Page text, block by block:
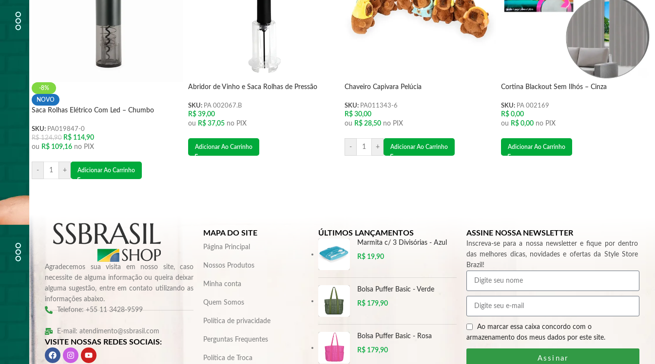
-8%
NOVO
Saca Rolhas Elétrico Com Led – Chumbo
SKU: PA019847-0
R$124,90 R$ 114,90
ou R$ 109,16 no PIX
- + Adicionar Ao Carrinho
Abridor de Vinho e Saca Rolhas de Pressão
SKU: PA 002067.B
R$ 39,00
ou R$ 37,05 no PIX
Adicionar Ao Carrinho
Chaveiro Capivara Pelúcia
SKU: PA011343-6
R$ 30,00
ou R$ 28,50 no PIX
- + Adicionar Ao Carrinho
Cortina Blackout Sem Ilhós – Cinza
SKU: PA 002169
R$ 0,00
ou R$ 0,00 no PIX
Adicionar Ao Carrinho
Agradecemos sua visita em nosso site, caso
necessite de alguma informação ou queira deixar
alguma sugestão, entre em contato utilizando as
informações abaixo.
Telefone: +55 11 3428-9599
E-mail: atendimento@ssbrasil.com
VISITE NOSSAS REDES SOCIAIS:
MAPA DO SITE
Página Principal
Nossos Produtos
Minha conta
Quem Somos
Política de privacidade
Perguntas Frequentes
Política de Troca
ÚLTIMOS LANÇAMENTOS
Marmita c/ 3 Divisórias - Azul
R$19,90
Bolsa Puffer Basic - Verde
R$179,90
Bolsa Puffer Basic - Rosa
R$179,90
ASSINE NOSSA NEWSLETTER
Inscreva-se para a nossa newsletter e fique por dentro
das melhores dicas, novidades e ofertas da Style Store
Brazil!
Ao marcar essa caixa concordo com o
armazenamento dos meus dados por este site.
Assinar